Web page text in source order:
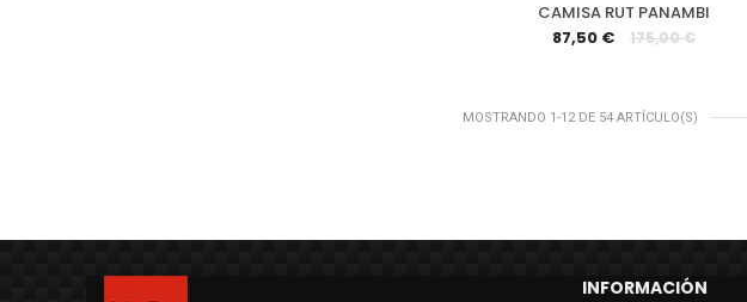
CAMISA RUT PANAMBI
87,50 €
175,00 €
MOSTRANDO 1-12 DE 54 ARTÍCULO(S)
INFORMACIÓN